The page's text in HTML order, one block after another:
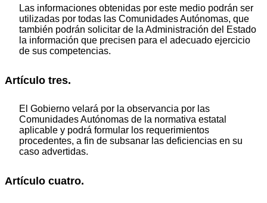
Las informaciones obtenidas por este medio podrán ser
utilizadas por todas las Comunidades Autónomas, que
también podrán solicitar de la Administración del Estado
la información que precisen para el adecuado ejercicio
de sus competencias.
Artículo tres.
El Gobierno velará por la observancia por las
Comunidades Autónomas de la normativa estatal
aplicable y podrá formular los requerimientos
procedentes, a fin de subsanar las deficiencias en su
caso advertidas.
Artículo cuatro.